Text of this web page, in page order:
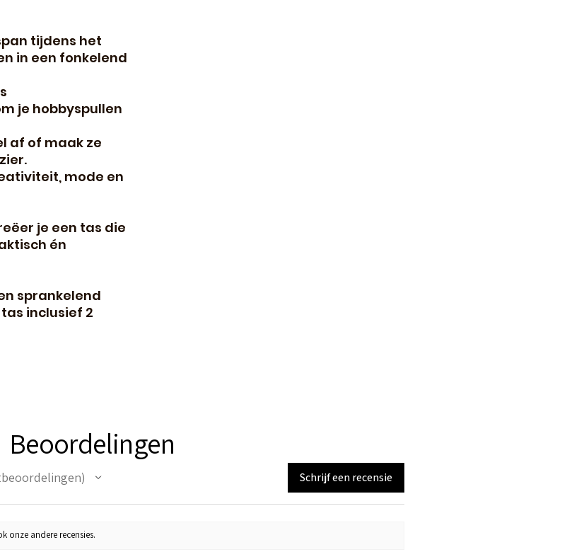
tijdens het
in een fonkelend
je hobbyspullen
af of maak ze
mode en
je een tas die
én
sprankelend
inclusief 2
Beoordelingen
Schrijf een recensie
onze andere recensies.